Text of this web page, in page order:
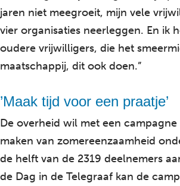
jaren niet meegroeit, mijn vele
vier organisaties neerleggen. En ik
oudere vrijwilligers, die het
maatschappij, dit ook doen.”
’Maak tijd voor een praatje’
De overheid wil met een
maken van zomereenzaamheid
de helft van de 2319 deelnemers
de Dag in de Telegraaf kan de